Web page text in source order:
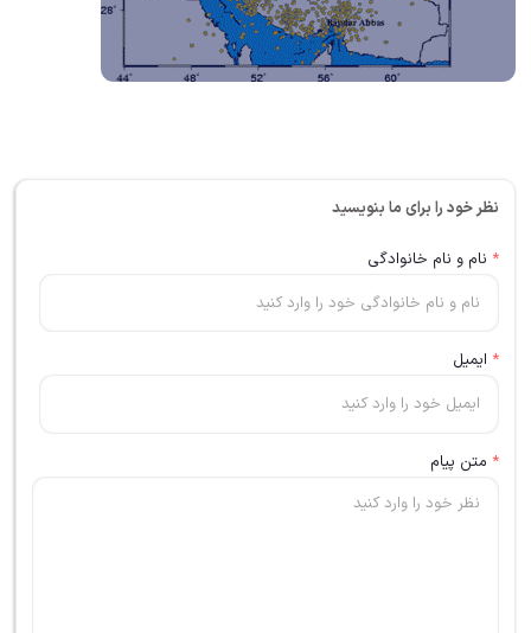
نظر خود را برای ما بنویسید
* نام و نام خانوادگی
* ایمیل
* متن پیام